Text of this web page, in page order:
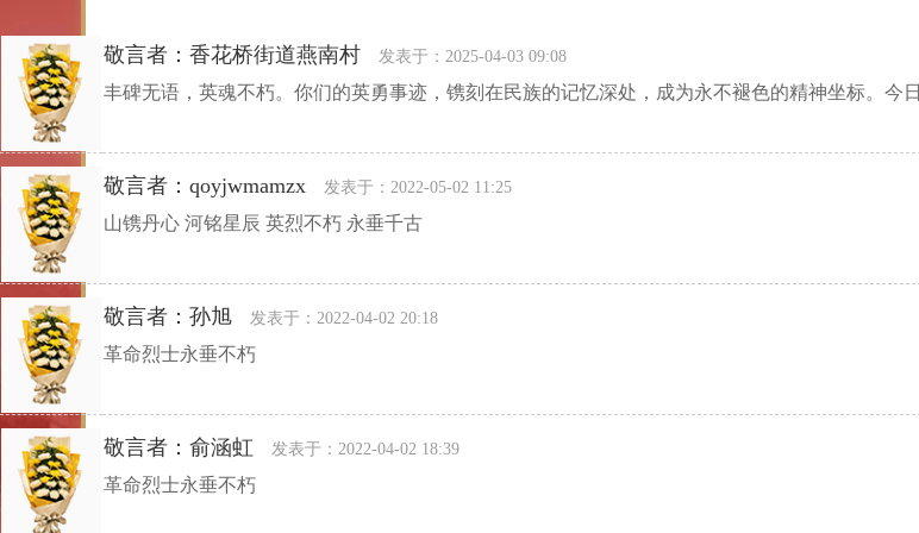
敬言者：香花桥街道燕南村 发表于：2025-04-03 09:08
丰碑无语，英魂不朽。你们的英勇事迹，镌刻在民族的记忆深处，成为永不褪色的精神坐标。今
敬言者：qoyjwmamzx 发表于：2022-05-02 11:25
山镌丹心 河铭星辰 英烈不朽 永垂千古
敬言者：孙旭 发表于：2022-04-02 20:18
革命烈士永垂不朽
敬言者：俞涵虹 发表于：2022-04-02 18:39
革命烈士永垂不朽